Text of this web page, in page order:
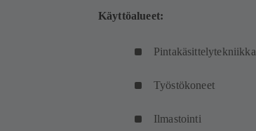
Käyttöalueet:
Pintakäsittelytekniikka
Työstökoneet
Ilmastointi